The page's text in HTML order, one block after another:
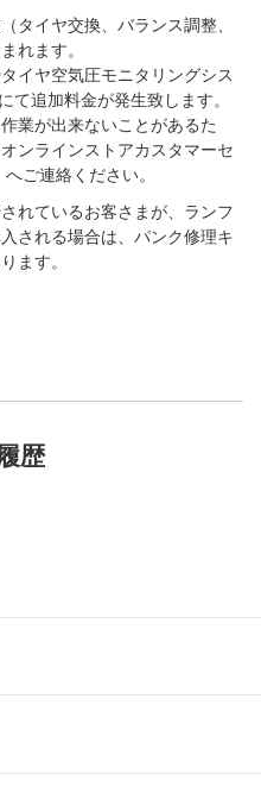
タイヤ交換、バランス調整、
れます。
イヤ空気圧モニタリングシス
て追加料金が発生致します。
業が出来ないことがあるた
ンラインストアカスタマーセ
ご連絡ください。
れているお客さまが、ランフ
される場合は、パンク修理キ
ます。
歴